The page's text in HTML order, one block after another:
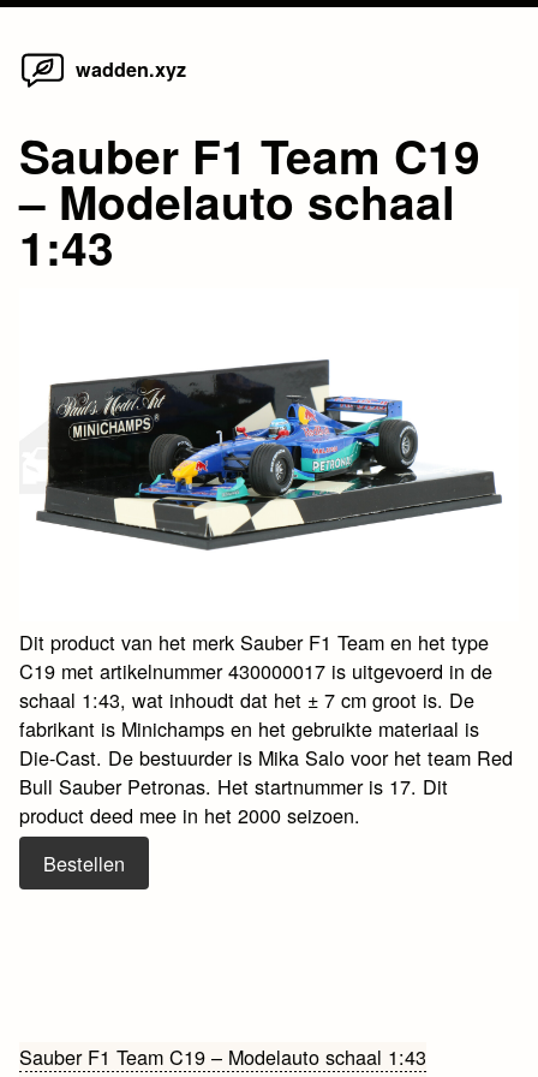
Skip
wadden.xyz
Sauber F1 Team C19
– Modelauto schaal
1:43
Dit product van het merk Sauber F1 Team en het type
C19 met artikelnummer 430000017 is uitgevoerd in de
schaal 1:43, wat inhoudt dat het ± 7 cm groot is. De
fabrikant is Minichamps en het gebruikte materiaal is
Die-Cast. De bestuurder is Mika Salo voor het team Red
Bull Sauber Petronas. Het startnummer is 17. Dit
product deed mee in het 2000 seizoen.
Bestellen
Bericht
Sauber F1 Team C19 – Modelauto schaal 1:43